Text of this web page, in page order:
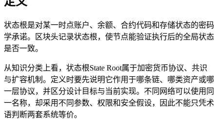
状态根是对某一时点账户、余额、合约代码和存储状态的密码
学承诺。区块头记录状态根，使节点能验证执行后的全局状态
是否一致。
从知识分类上看，状态根State Root属于加密货币协议、共识
与扩容机制。定义时要先说明它作用于哪条链、哪类资产或哪
一层协议，并区分设计目标与当前实现。不同网络可以使用同
一名称，却采用不同参数、权限和安全假设，因此不能只凭术
语判断两套系统等价。